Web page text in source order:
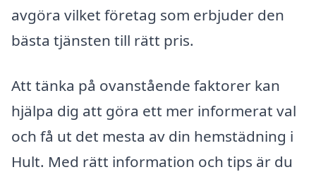
avgöra vilket företag som erbjuder den
bästa tjänsten till rätt pris.
Att tänka på ovanstående faktorer kan
hjälpa dig att göra ett mer informerat val
och få ut det mesta av din hemstädning i
Hult. Med rätt information och tips är du